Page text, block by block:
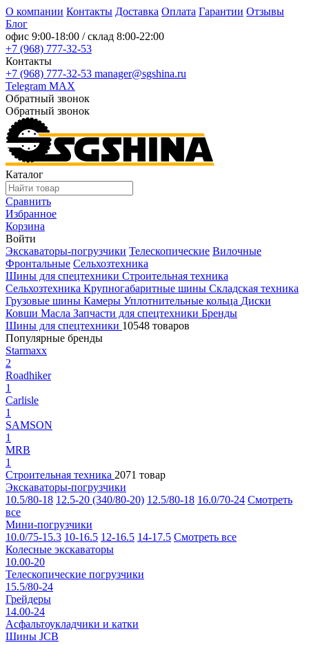
О компании Контакты Доставка Оплата Гарантии Отзывы
Блог
офис 9:00-18:00 / склад 8:00-22:00
+7 (968) 777-32-53
Контакты
+7 (968) 777-32-53 manager@sgshina.ru
Telegram MAX
Обратный звонок
Обратный звонок
Каталог
Сравнить
Избранное
Корзина
Войти
Экскаваторы-погрузчики Телескопические Вилочные
Фронтальные Сельхозтехника
Шины для спецтехники Строительная техника
Сельхозтехника Крупногабаритные шины Складская техника
Грузовые шины Камеры Уплотнительные кольца Диски
Ковши Масла Запчасти для спецтехники Бренды
Шины для спецтехники 10548 товаров
Популярные бренды
Starmaxx
2
Roadhiker
1
Carlisle
1
SAMSON
1
MRB
1
Строительная техника 2071 товар
Экскаваторы-погрузчики
10.5/80-18 12.5-20 (340/80-20) 12.5/80-18 16.0/70-24 Смотреть
все
Мини-погрузчики
10.0/75-15.3 10-16.5 12-16.5 14-17.5 Смотреть все
Колесные экскаваторы
10.00-20
Телескопические погрузчики
15.5/80-24
Грейдеры
14.00-24
Асфальтоукладчики и катки
Шины JCB